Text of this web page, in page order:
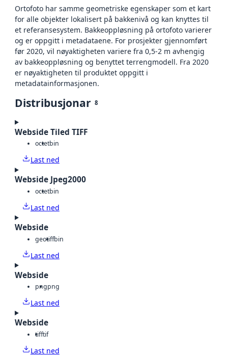
Ortofoto har samme geometriske egenskaper som et kart
for alle objekter lokalisert på bakkenivå og kan knyttes til
et referansesystem. Bakkeoppløsning på ortofoto varierer
og er oppgitt i metadataene. For prosjekter gjennomført
før 2020, vil nøyaktigheten variere fra 0,5-2 m avhengig
av bakkeoppløsning og benyttet terrengmodell. Fra 2020
er nøyaktigheten til produktet oppgitt i
metadatainformasjonen.
Distribusjonar 8
Webside Tiled TIFF
octetbin
Last ned
Webside Jpeg2000
octetbin
Last ned
Webside
geotiffbin
Last ned
Webside
pngpng
Last ned
Webside
tifftif
Last ned